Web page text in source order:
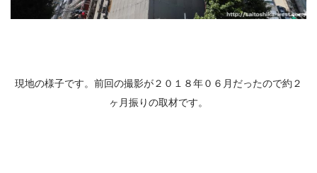
現地の様子です。前回の撮影が２０１８年０６月だったので約２
ヶ月振りの取材です。